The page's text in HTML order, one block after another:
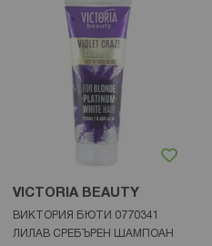
VICTORIA BEAUTY
ВИКТОРИЯ БЮТИ 0770341
ЛИЛАВ СРЕБЪРЕН ШАМПОАН